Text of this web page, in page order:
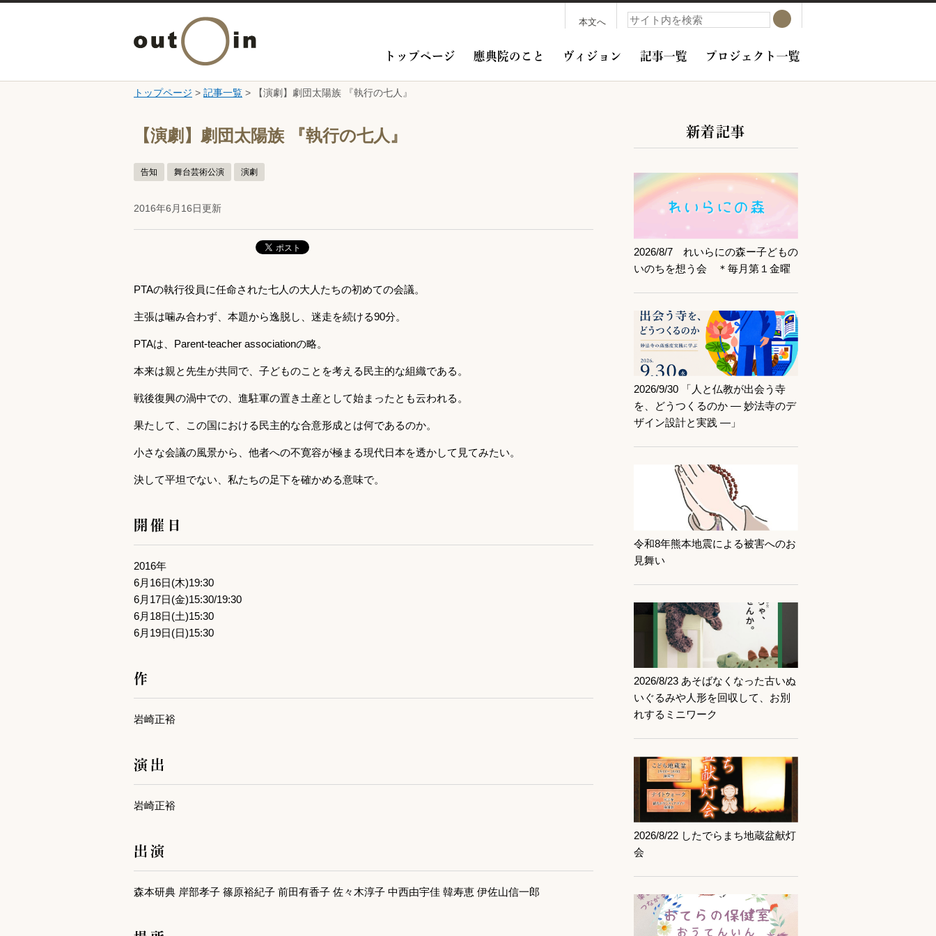
本文へ 検索
検索
トップページ 應典院のこと ヴィジョン 記事一覧 プロジェクト一覧
トップページ > 記事一覧 > 【演劇】劇団太陽族 『執行の七人』
【演劇】劇団太陽族 『執行の七人』
告知 舞台芸術公演 演劇
2016年6月16日更新
PTAの執行役員に任命された七人の大人たちの初めての会議。
主張は噛み合わず、本題から逸脱し、迷走を続ける90分。
PTAは、Parent-teacher associationの略。
本来は親と先生が共同で、子どものことを考える民主的な組織である。
戦後復興の渦中での、進駐軍の置き土産として始まったとも云われる。
果たして、この国における民主的な合意形成とは何であるのか。
小さな会議の風景から、他者への不寛容が極まる現代日本を透かして見てみたい。
決して平坦でない、私たちの足下を確かめる意味で。
開催日
2016年
6月16日(木)19:30
6月17日(金)15:30/19:30
6月18日(土)15:30
6月19日(日)15:30
作
岩崎正裕
演出
岩崎正裕
出演
森本研典 岸部孝子 篠原裕紀子 前田有香子 佐々木淳子 中西由宇佳 韓寿恵 伊佐山信一郎
サブコンテンツ
新着記事
2026/8/7 れいらにの森ー子どもの
いのちを想う会 ＊毎月第１金曜
記事を読む
2026/9/30 「人と仏教が出会う寺
を、どうつくるのか ― 妙法寺のデ
ザイン設計と実践 ―」
記事を読む
令和8年熊本地震による被害へのお
見舞い
記事を読む
2026/8/23 あそばなくなった古いぬ
いぐるみや人形を回収して、お別
れするミニワーク
記事を読む
2026/8/22 したでらまち地蔵盆献灯
会
記事を読む
記事を読む